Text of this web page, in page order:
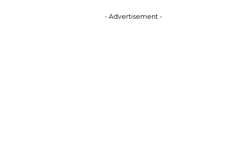
- Advertisement -